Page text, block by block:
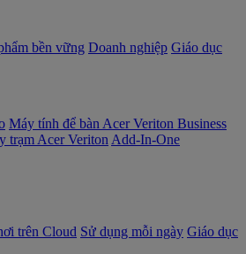
bền vững Doanh nghiệp Giáo dục
Máy tính để bàn Acer Veriton Business
trạm Acer Veriton Add-In-One
trên Cloud Sử dụng mỗi ngày Giáo dục